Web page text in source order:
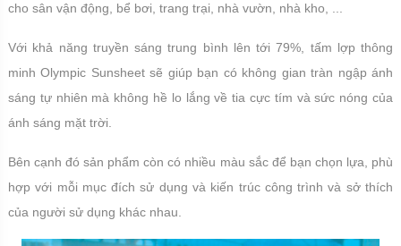
cho sân vận động, bể bơi, trang trại, nhà vườn, nhà kho, ...
Với khả năng truyền sáng trung bình lên tới 79%, tấm lợp thông
minh Olympic Sunsheet sẽ giúp bạn có không gian tràn ngập ánh
sáng tự nhiên mà không hề lo lắng về tia cực tím và sức nóng của
ánh sáng mặt trời.
Bên cạnh đó sản phẩm còn có nhiều màu sắc để bạn chọn lựa, phù
hợp với mỗi mục đích sử dụng và kiến trúc công trình và sở thích
của người sử dụng khác nhau.